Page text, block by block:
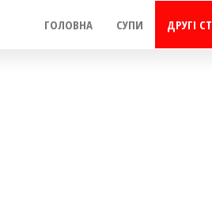
ГОЛОВНА СУПИ ДРУГІ